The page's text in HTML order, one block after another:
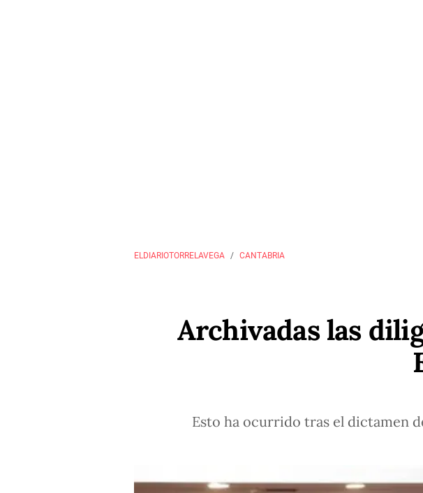
ELDIARIOTORRELAVEGA CANTABRIA
Archivadas las
Esto ha ocurrido tras el dictamen